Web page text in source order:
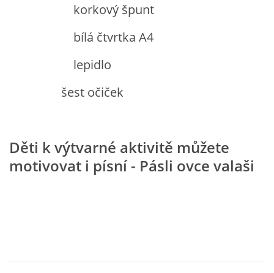
VZDĚLÁVACÍ BLOK ÚNOR
VZDĚLÁVACÍ BLOK BŘEZEN
VÝTVARNÉ TECHNIKY
korkový špunt
bílá čtvrtka A4
lepidlo
šest očiček
Děti k výtvarné aktivitě můžete
motivovat i písní - Pásli ovce valaši